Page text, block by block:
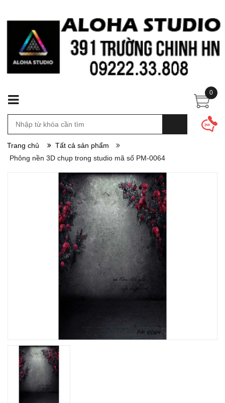
0
Trang chủ
Tất cả sản phẩm
Phông nền 3D chụp trong studio mã số PM-0064